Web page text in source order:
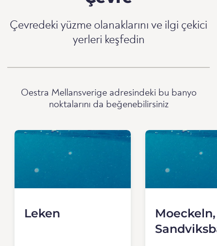
Çevredeki yüzme olanaklarını ve ilgi çekici
yerleri keşfedin
Oestra Mellansverige adresindeki bu banyo
noktalarını da beğenebilirsiniz
Leken
Moeckeln,